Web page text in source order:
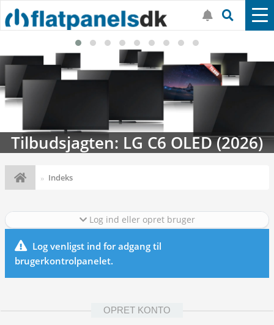
Tilbudsjagten: LG C6 OLED (2026)
Indeks
Log ind eller opret bruger
Log venligst ind for adgang til
brugerkontrolpanelet.
OPRET KONTO